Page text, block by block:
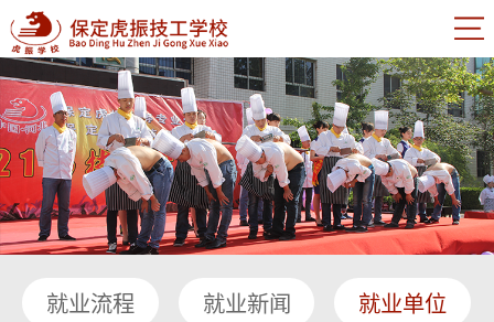
就业流程 就业新闻 就业单位